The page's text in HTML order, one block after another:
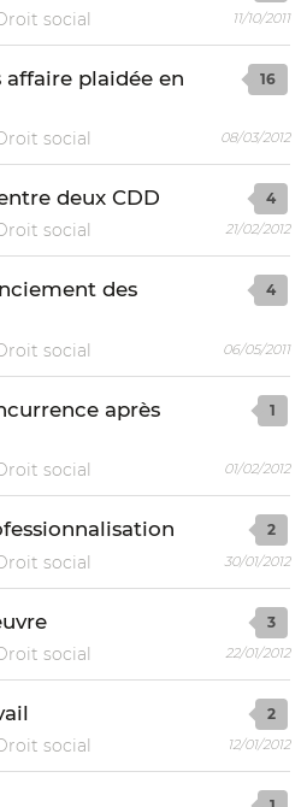
social 11/10/2011
plaidée en
social
16
08/03/2012
deux CDD
social
4
21/02/2012
des
social
4
06/05/2011
après
social
1
01/02/2012
social
2
30/01/2012
social
3
22/01/2012
social
2
12/01/2012